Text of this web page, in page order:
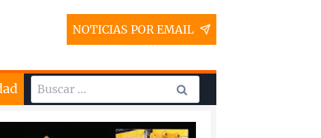
NOTICIAS POR EMAIL
Buscar: